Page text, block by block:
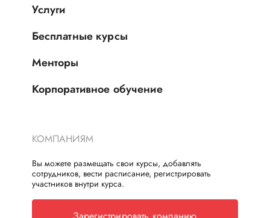
Услуги
Бесплатные курсы
Менторы
Корпоративное обучение
КОМПАНИЯМ
Вы можете размещать свои курсы, добавлять
сотрудников, вести расписание, регистрировать
участников внутри курса.